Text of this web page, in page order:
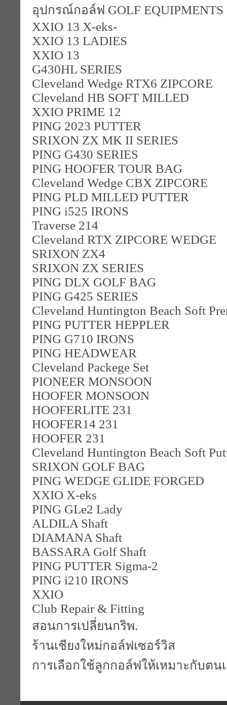
อุปกรณ์กอล์ฟ GOLF EQUIPMENTS
XXIO 13 X-eks-
XXIO 13 LADIES
XXIO 13
G430HL SERIES
Cleveland Wedge RTX6 ZIPCORE
Cleveland HB SOFT MILLED
XXIO PRIME 12
PING 2023 PUTTER
SRIXON ZX MK II SERIES
PING G430 SERIES
PING HOOFER TOUR BAG
Cleveland Wedge CBX ZIPCORE
PING PLD MILLED PUTTER
PING i525 IRONS
Traverse 214
Cleveland RTX ZIPCORE WEDGE
SRIXON ZX4
SRIXON ZX SERIES
PING DLX GOLF BAG
PING G425 SERIES
Cleveland Huntington Beach Soft
PING PUTTER HEPPLER
PING G710 IRONS
PING HEADWEAR
Cleveland Packege Set
PIONEER MONSOON
HOOFER MONSOON
HOOFERLITE 231
HOOFER14 231
HOOFER 231
Cleveland Huntington Beach Soft
SRIXON GOLF BAG
PING WEDGE GLIDE FORGED
XXIO X-eks
PING GLe2 Lady
ALDILA Shaft
DIAMANA Shaft
BASSARA Golf Shaft
PING PUTTER Sigma-2
PING i210 IRONS
XXIO
Club Repair & Fitting
สอนการเปลี่ยนกริพ.
ร้านเชียงใหม่กอล์ฟเซอร์วิส
การเลือกใช้ลูกกอล์ฟให้เหมาะกับตน